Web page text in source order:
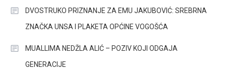
DVOSTRUKO PRIZNANJE ZA EMU JAKUBOVIĆ: SREBRNA
ZNAČKA UNSA I PLAKETA OPĆINE VOGOŠĆA
MUALLIMA NEDŽLA ALIĆ – POZIV KOJI ODGAJA
GENERACIJE